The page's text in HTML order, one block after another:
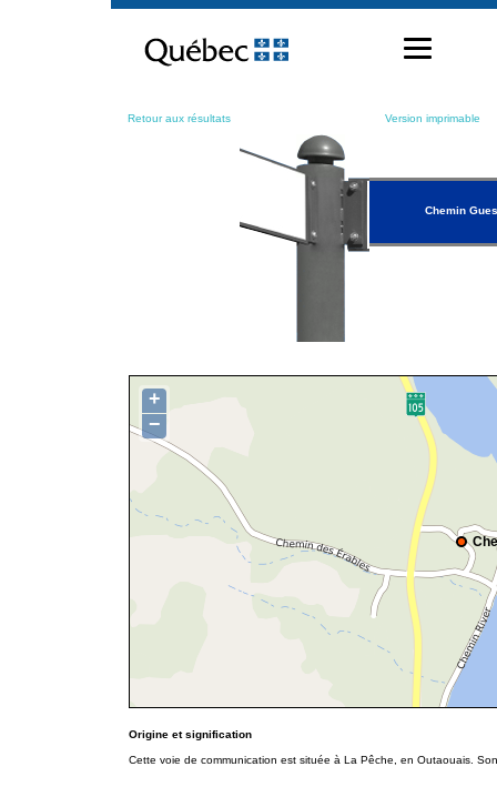
contenu
Retour aux résultats Version imprimable
Chemin
+
−
Origine et signification
Cette voie de communication est située à La Pêche, en Outaouais.